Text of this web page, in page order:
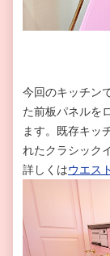
今回のキッチン
た前板パネルを
ます。既存キッ
れたクラシック
詳しくはウエス